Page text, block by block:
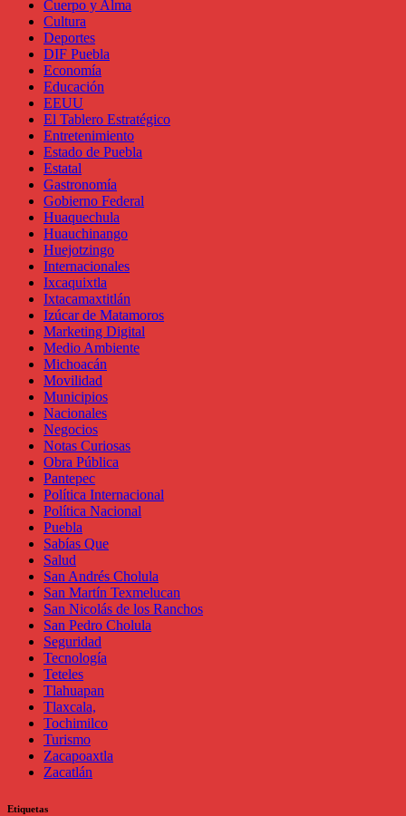
Cuerpo y Alma
Cultura
Deportes
DIF Puebla
Economía
Educación
EEUU
El Tablero Estratégico
Entretenimiento
Estado de Puebla
Estatal
Gastronomía
Gobierno Federal
Huaquechula
Huauchinango
Huejotzingo
Internacionales
Ixcaquixtla
Ixtacamaxtitlán
Izúcar de Matamoros
Marketing Digital
Medio Ambiente
Michoacán
Movilidad
Municipios
Nacionales
Negocios
Notas Curiosas
Obra Pública
Pantepec
Política Internacional
Política Nacional
Puebla
Sabías Que
Salud
San Andrés Cholula
San Martín Texmelucan
San Nicolás de los Ranchos
San Pedro Cholula
Seguridad
Tecnología
Teteles
Tlahuapan
Tlaxcala,
Tochimilco
Turismo
Zacapoaxtla
Zacatlán
Etiquetas